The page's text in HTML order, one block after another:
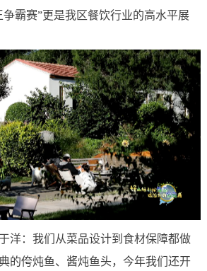
霸赛”更是我区餐饮行业的高水平展
洋：我们从菜品设计到食材保障都做
的侉炖鱼、酱炖鱼头，今年我们还开